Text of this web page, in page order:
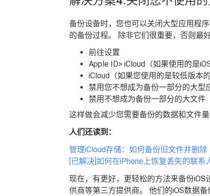
备份设备时，您也可以关闭大型应用程
的备份过程。 除非它们很重要，否则最
前往设置
Apple ID> iCloud（如果使用的是
iCloud（如果您使用的是较低版本的
禁用您不想成为备份一部分的大型
禁用不想成为备份一部分的大文件
这样做会减少您需要备份的数据和文件
人们还读到：
管理iCloud存储：如何备份旧文件并删除
[已解决]如何在iPhone上恢复丢失的联系
现在，有更好，更轻松的方法来备份
供商等第三方提供商。 他们的iOS数据